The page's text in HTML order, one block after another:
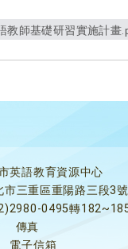
教師基礎研習實施計畫
英語教育資源中心
三重區重陽路三段3號
0495轉
傳真
電子信箱